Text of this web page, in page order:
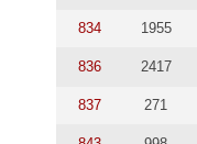
834 1955
836 2417
837 271